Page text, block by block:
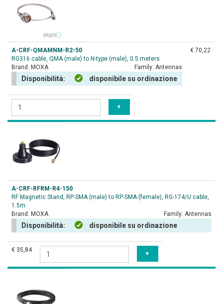
A-CRF-QMAMNM-R2-50
RG316 cable, QMA (male) to N-type (male), 0.5 meters
Brand: MOXA Family: Antennas
Disponibilità: disponibile su ordinazione
€ 70,22
A-CRF-RFRM-R4-150
RF Magnetic Stand, RP-SMA (male) to RP-SMA (female), RG-174/U cable,
1.5m
Brand: MOXA Family: Antennas
Disponibilità: disponibile su ordinazione
€ 35,84